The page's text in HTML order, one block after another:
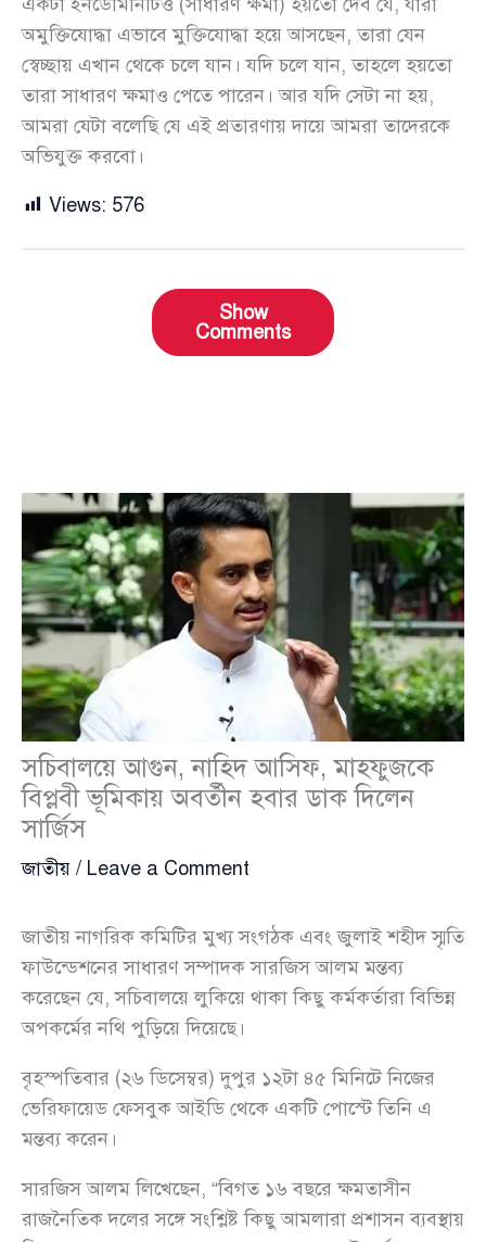
অমুক্তিযোদ্ধা এভাবে মুক্তিযোদ্ধা হয়ে আসছেন, তারা যেন
স্বেচ্ছায় এখান থেকে চলে যান। যদি চলে যান, তাহলে হয়তো
তারা সাধারণ ক্ষমাও পেতে পারেন। আর যদি সেটা না হয়,
আমরা যেটা বলেছি যে এই প্রতারণায় দায়ে আমরা তাদেরকে
অভিযুক্ত করবো।
Views: 576
Show
Comments
সচিবালয়ে আগুন, নাহিদ আসিফ, মাহফুজকে
বিপ্লবী ভূমিকায় অবর্তীন হবার ডাক দিলেন
সার্জিস
জাতীয় / Leave a Comment
জাতীয় নাগরিক কমিটির মুখ্য সংগঠক এবং জুলাই শহীদ স্মৃতি
ফাউন্ডেশনের সাধারণ সম্পাদক সারজিস আলম মন্তব্য
করেছেন যে, সচিবালয়ে লুকিয়ে থাকা কিছু কর্মকর্তারা বিভিন্ন
অপকর্মের নথি পুড়িয়ে দিয়েছে।
বৃহস্পতিবার (২৬ ডিসেম্বর) দুপুর ১২টা ৪৫ মিনিটে নিজের
ভেরিফায়েড ফেসবুক আইডি থেকে একটি পোস্টে তিনি এ
মন্তব্য করেন।
সারজিস আলম লিখেছেন, “বিগত ১৬ বছরে ক্ষমতাসীন
রাজনৈতিক দলের সঙ্গে সংশ্লিষ্ট কিছু আমলারা প্রশাসন ব্যবস্থায়